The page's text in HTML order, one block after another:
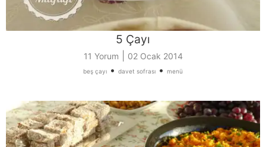
5 Çayı
11 Yorum 02 Ocak 2014
beş çayı • davet sofrası • menü